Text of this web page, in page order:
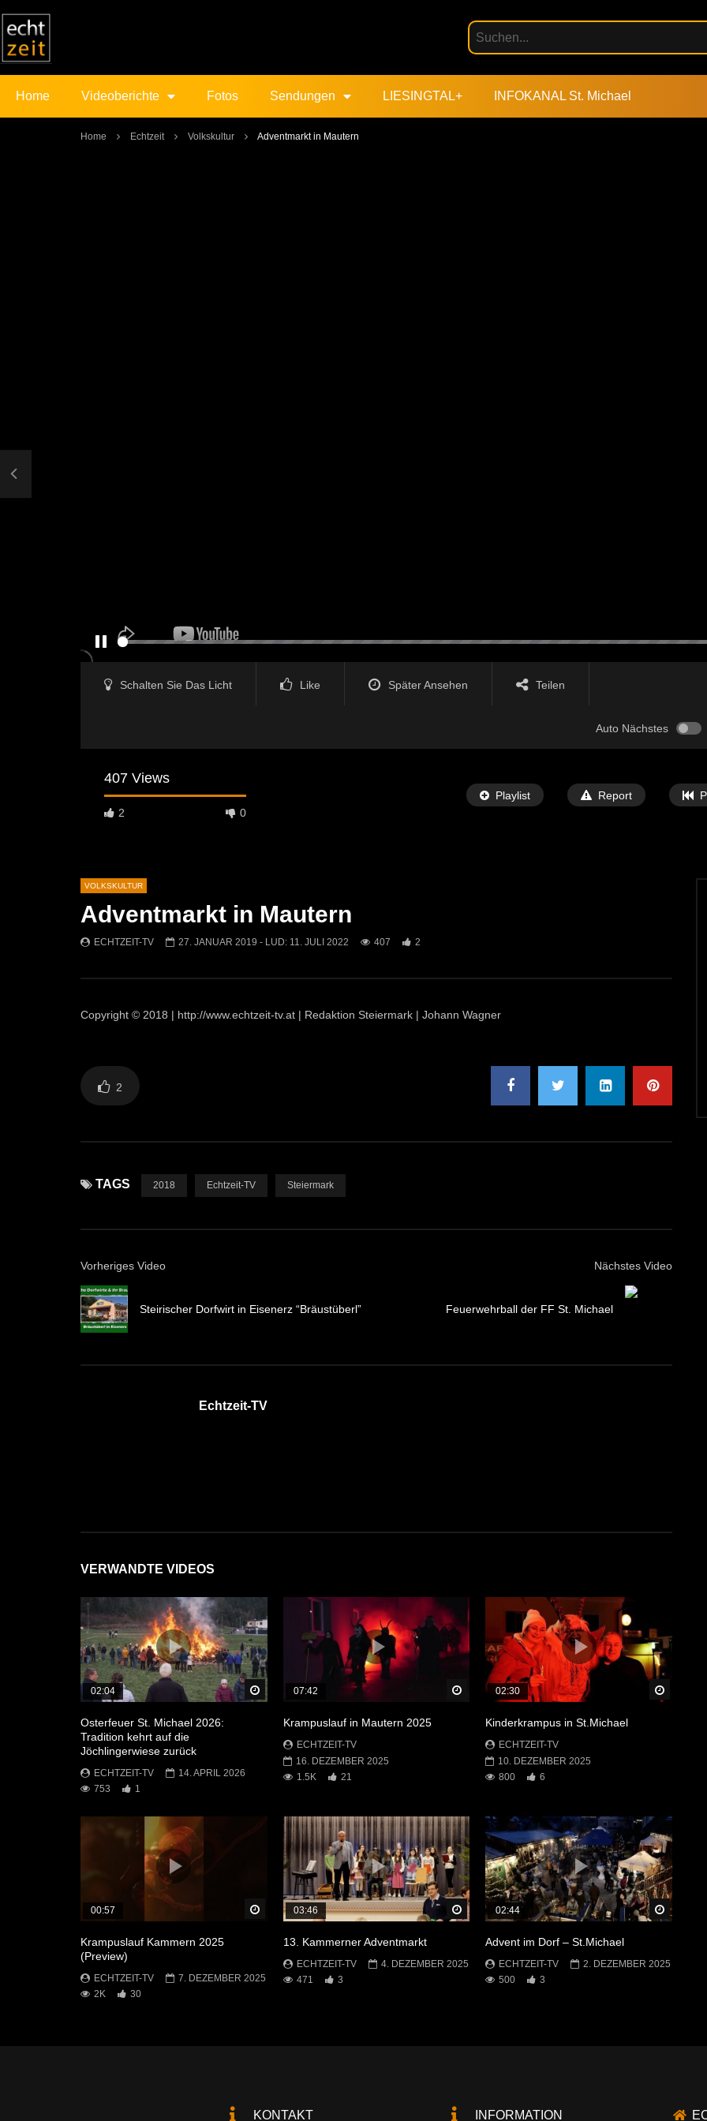
Home Videoberichte Fotos Sendungen LIESINGTAL+ INFOKANAL St. Michael
Home Echtzeit Volkskultur Adventmarkt in Mautern
Schalten Sie Das Licht Like Später Ansehen Teilen
Auto Nächstes
407 Views
2 0
Playlist Report
Später Ansehen
02:04 07:42
VOLKSKULTUR
Adventmarkt in Mautern
ECHTZEIT-TV 27. JANUAR 2019 - LUD: 11. JULI 2022 407 2
Copyright © 2018 | http://www.echtzeit-tv.at | Redaktion Steiermark | Johann Wagner
2
TAGS 2018 Echtzeit-TV Steiermark
Vorheriges Video
Steirischer Dorfwirt in Eisenerz “Bräustüberl”
Nächstes Video
Feuerwehrball der FF St. Michael
Echtzeit-TV
VERWANDTE VIDEOS
Später Ansehen
02:04
Osterfeuer St. Michael 2026:
Tradition kehrt auf die
Jöchlingerwiese zurück
ECHTZEIT-TV
14. APRIL 2026
753
1
Später Ansehen
07:42
Krampuslauf in Mautern 2025
ECHTZEIT-TV
16. DEZEMBER 2025
1.5K
21
02:30
Kinderkrampus in St.Michael
ECHTZEIT-TV
10. DEZEMBER 2025
800
6
Später Ansehen
00:57
Krampuslauf Kammern 2025
(Preview)
ECHTZEIT-TV
7. DEZEMBER 2025
2K
30
Später Ansehen
03:46
13. Kammerner Adventmarkt
ECHTZEIT-TV
4. DEZEMBER 2025
471
3
Später
02:44
Advent im Dorf – St.Michael
ECHTZEIT-TV
2. DEZEMBER 2025
500
3
KONTAKT INFORMATION